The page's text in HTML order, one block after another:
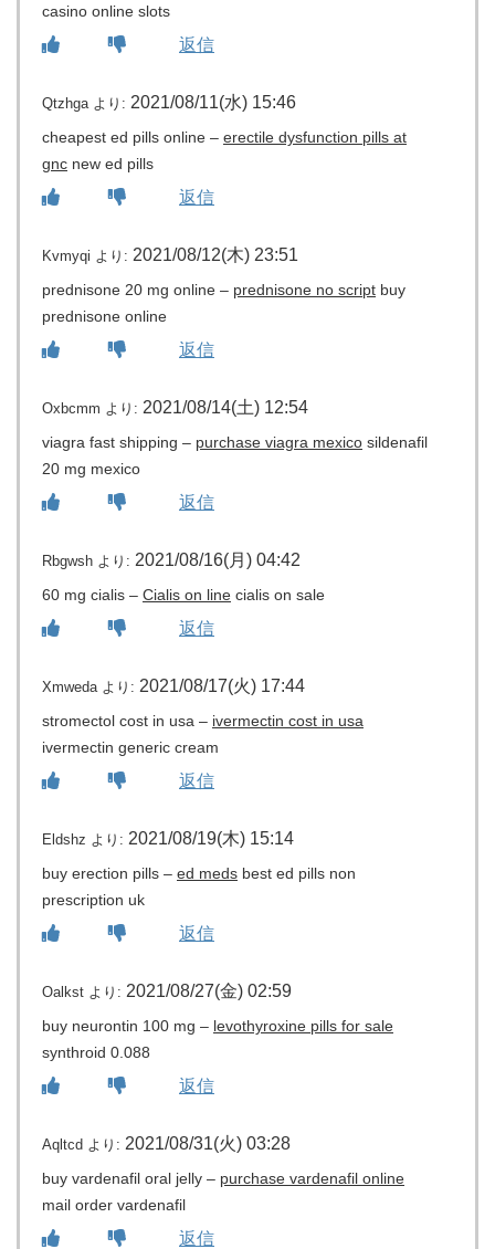
casino online slots
返信
Qtzhga より: 2021/08/11(水) 15:46
cheapest ed pills online – erectile dysfunction pills at
gnc new ed pills
返信
Kvmyqi より: 2021/08/12(木) 23:51
prednisone 20 mg online – prednisone no script buy
prednisone online
返信
Oxbcmm より: 2021/08/14(土) 12:54
viagra fast shipping – purchase viagra mexico sildenafil
20 mg mexico
返信
Rbgwsh より: 2021/08/16(月) 04:42
60 mg cialis – Cialis on line cialis on sale
返信
Xmweda より: 2021/08/17(火) 17:44
stromectol cost in usa – ivermectin cost in usa
ivermectin generic cream
返信
Eldshz より: 2021/08/19(木) 15:14
buy erection pills – ed meds best ed pills non
prescription uk
返信
Oalkst より: 2021/08/27(金) 02:59
buy neurontin 100 mg – levothyroxine pills for sale
synthroid 0.088
返信
Aqltcd より: 2021/08/31(火) 03:28
buy vardenafil oral jelly – purchase vardenafil online
mail order vardenafil
返信